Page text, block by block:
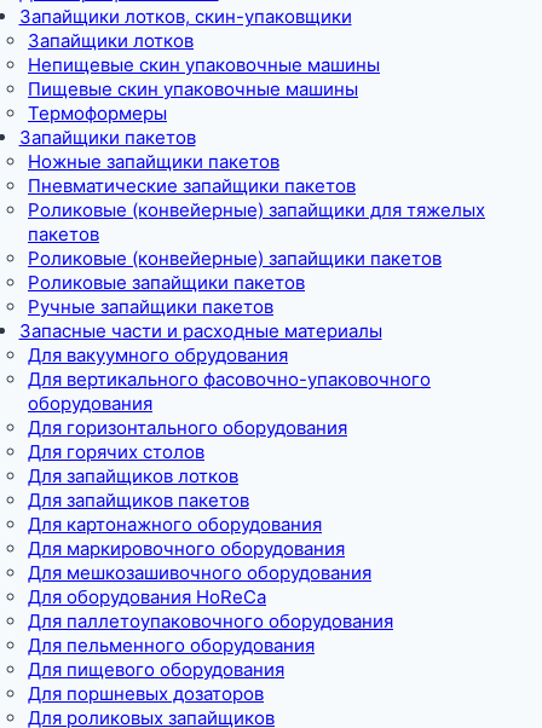
Запайщики лотков, скин-упаковщики
Запайщики лотков
Непищевые скин упаковочные машины
Пищевые скин упаковочные машины
Термоформеры
Запайщики пакетов
Ножные запайщики пакетов
Пневматические запайщики пакетов
Роликовые (конвейерные) запайщики для тяжелых
пакетов
Роликовые (конвейерные) запайщики пакетов
Роликовые запайщики пакетов
Ручные запайщики пакетов
Запасные части и расходные материалы
Для вакуумного обрудования
Для вертикального фасовочно-упаковочного
оборудования
Для горизонтального оборудования
Для горячих столов
Для запайщиков лотков
Для запайщиков пакетов
Для картонажного оборудования
Для маркировочного оборудования
Для мешкозашивочного оборудования
Для оборудования HoReCa
Для паллетоупаковочного оборудования
Для пельменного оборудования
Для пищевого оборудования
Для поршневых дозаторов
Для роликовых запайщиков